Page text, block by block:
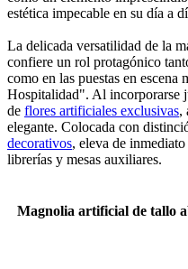
estética impecable en su día a
La delicada versatilidad de la
confiere un rol protagónico
como en las puestas en escena
Hospitalidad". Al incorporarse
de flores artificiales exclusivas,
elegante. Colocada con
decorativos, eleva de
librerías y mesas auxiliares.
Magnolia artificial de tallo